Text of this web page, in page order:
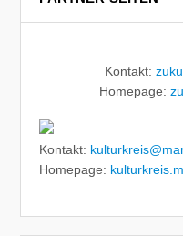
Kontakt:
Homepage:
Kontakt:
Homepage: